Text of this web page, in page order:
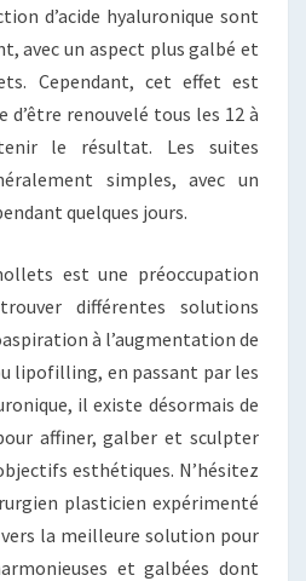
d’acide hyaluronique sont
avec un aspect plus galbé et
Cependant, cet effet est
renouvelé tous les 12 à
le résultat. Les suites
simples, avec un
quelques jours.
est une préoccupation
différentes solutions
à l’augmentation de
lipofilling, en passant par les
il existe désormais de
affiner, galber et sculpter
esthétiques. N’hésitez
plasticien expérimenté
la meilleure solution pour
et galbées dont